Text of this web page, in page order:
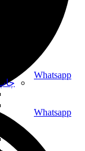
Whatsapp
Whatsapp